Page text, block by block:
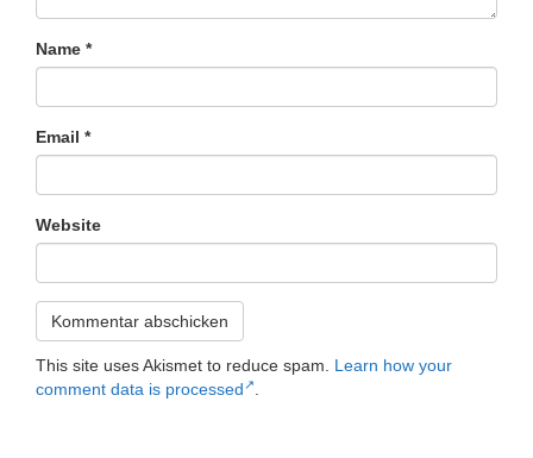
Name *
Email *
Website
This site uses Akismet to reduce spam. Learn how your
comment data is processed
.